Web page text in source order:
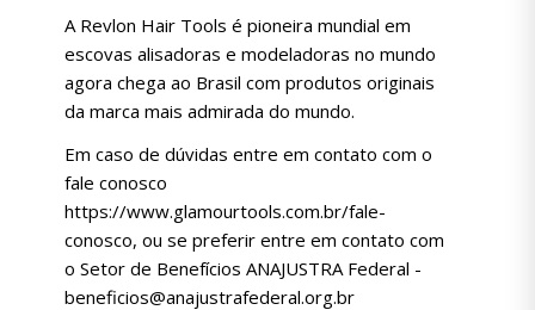
A Revlon Hair Tools é pioneira mundial em
escovas alisadoras e modeladoras no mundo
agora chega ao Brasil com produtos originais
da marca mais admirada do mundo.
Em caso de dúvidas entre em contato com o
fale conosco
https://www.glamourtools.com.br/fale-
conosco, ou se preferir entre em contato com
o Setor de Benefícios ANAJUSTRA Federal -
beneficios@anajustrafederal.org.br